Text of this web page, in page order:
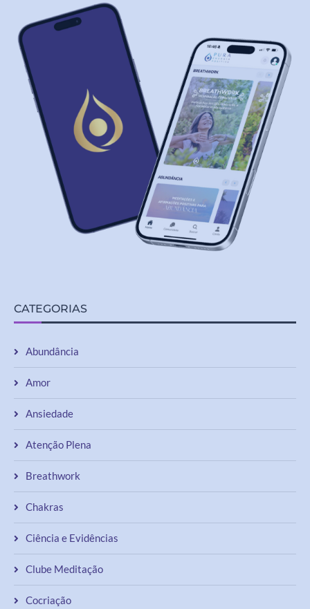
CATEGORIAS
Abundância
Amor
Ansiedade
Atenção Plena
Breathwork
Chakras
Ciência e Evidências
Clube Meditação
Cocriação